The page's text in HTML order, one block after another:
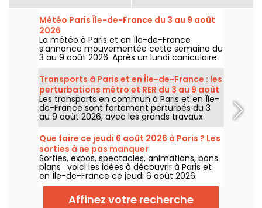
Météo Paris Île-de-France du 3 au 9 août
2026
La météo à Paris et en Île-de-France
s’annonce mouvementée cette semaine du
3 au 9 août 2026. Après un lundi caniculaire
marqué par un risque d’orages, les
températures vont progressivement baisser
avant le retour d’un temps plus chaud et
ensoleillé pour le week-end.
Transports à Paris et en Île-de-France : les
perturbations métro et RER du 3 au 9 août
2026
Les transports en commun à Paris et en Île-
de-France sont fortement perturbés du 3
au 9 août 2026, avec les grands travaux
d'été qui impactent très durement
certaines lignes, selon la RATP et SNCF.
Que faire ce jeudi 6 août 2026 à Paris ? Les
sorties à ne pas manquer
Sorties, expos, spectacles, animations, bons
plans : voici les idées à découvrir à Paris et
en Île-de-France ce jeudi 6 août 2026.
Affinez votre recherche